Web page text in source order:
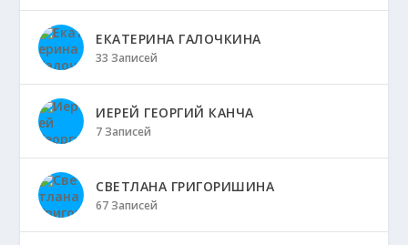
ЕКАТЕРИНА ГАЛОЧКИНА
33 Записей
ИЕРЕЙ ГЕОРГИЙ КАНЧА
7 Записей
СВЕТЛАНА ГРИГОРИШИНА
67 Записей